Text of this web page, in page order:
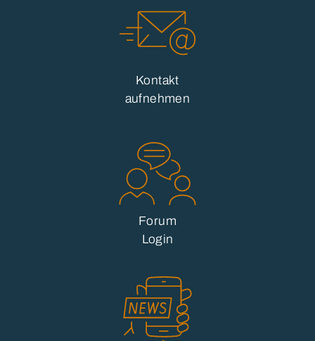
Kontakt
aufnehmen
Forum
Login